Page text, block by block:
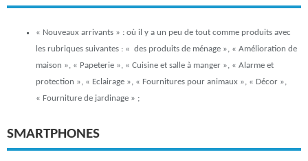
« Nouveaux arrivants » : où il y a un peu de tout comme produits avec
les rubriques suivantes : « des produits de ménage », « Amélioration de
maison », « Papeterie », « Cuisine et salle à manger », « Alarme et
protection », « Eclairage », « Fournitures pour animaux », « Décor »,
« Fourniture de jardinage » ;
SMARTPHONES